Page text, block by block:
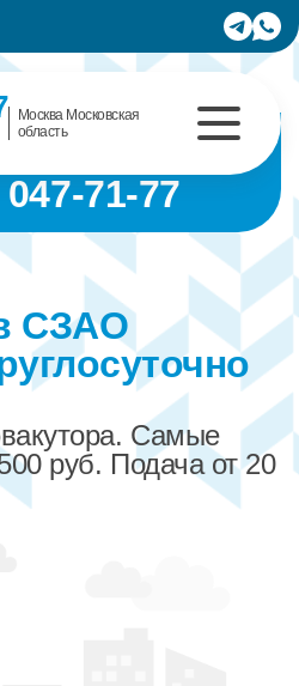
Москва Московская
область
71-77
СЗАО
Самые
руб. Подача от 20